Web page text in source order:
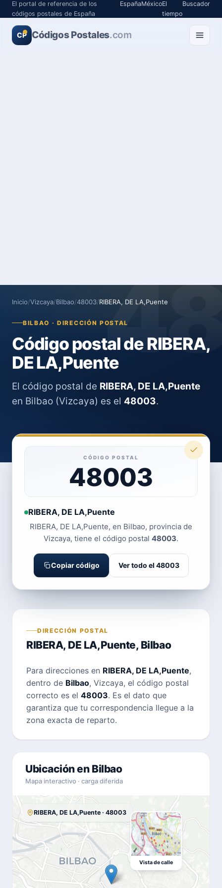
El portal de referencia de los
códigos postales de España
EspañaMéxicoEl
tiempo
Buscador
CP Códigos Postales.com
Inicio/Vizcaya/Bilbao/48003/RIBERA, DE LA,Puente
BILBAO · DIRECCIÓN POSTAL
Código postal de RIBERA,
DE LA,Puente
El código postal de RIBERA, DE LA,Puente
en Bilbao (Vizcaya) es el 48003.
CÓDIGO POSTAL
48003
RIBERA, DE LA,Puente
RIBERA, DE LA,Puente, en Bilbao, provincia de
Vizcaya, tiene el código postal 48003.
Copiar código Ver todo el 48003
DIRECCIÓN POSTAL
RIBERA, DE LA,Puente, Bilbao
Para direcciones en RIBERA, DE LA,Puente,
dentro de Bilbao, Vizcaya, el código postal
correcto es el 48003. Es el dato que
garantiza que tu correspondencia llegue a la
zona exacta de reparto.
Ubicación en Bilbao
Mapa interactivo · carga diferida
RIBERA, DE LA,Puente · 48003
Vista de calle